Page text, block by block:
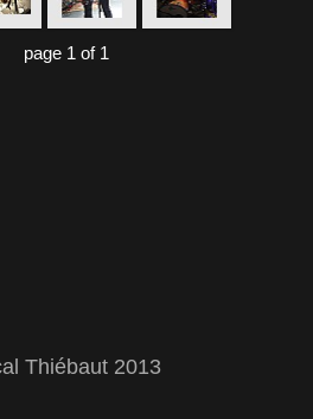
page 1 of 1
Thiébaut 2013